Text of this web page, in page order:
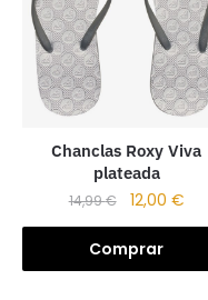
Chanclas Roxy Viva
plateada
14,99€ 12,00 €
Comprar